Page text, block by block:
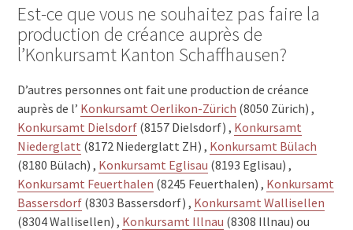
Est-ce que vous ne souhaitez pas faire la
production de créance auprès de
l’Konkursamt Kanton Schaffhausen?
D’autres personnes ont fait une production de créance
auprès de l’ Konkursamt Oerlikon-Zürich (8050 Zürich) ,
Konkursamt Dielsdorf (8157 Dielsdorf) , Konkursamt
Niederglatt (8172 Niederglatt ZH) , Konkursamt Bülach
(8180 Bülach) , Konkursamt Eglisau (8193 Eglisau) ,
Konkursamt Feuerthalen (8245 Feuerthalen) , Konkursamt
Bassersdorf (8303 Bassersdorf) , Konkursamt Wallisellen
(8304 Wallisellen) , Konkursamt Illnau (8308 Illnau) ou